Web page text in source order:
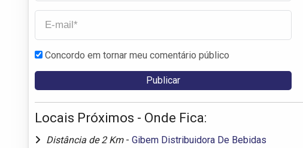
Concordo em tornar meu comentário público
Locais Próximos - Onde Fica:
Distância de 2 Km - Gibem Distribuidora De Bebidas